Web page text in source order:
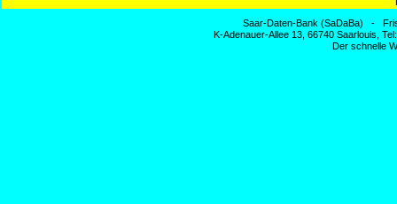
Saar-Daten-Bank (SaDaBa) -
K-Adenauer-Allee 13, 66740 Saarlouis,
Der schnelle